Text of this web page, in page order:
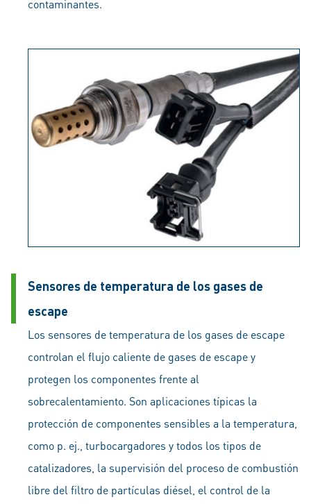
contaminantes.
Sensores de temperatura de los gases de
escape
Los sensores de temperatura de los gases de escape
controlan el flujo caliente de gases de escape y
protegen los componentes frente al
sobrecalentamiento. Son aplicaciones típicas la
protección de componentes sensibles a la temperatura,
como p. ej., turbocargadores y todos los tipos de
catalizadores, la supervisión del proceso de combustión
libre del filtro de partículas diésel, el control de la